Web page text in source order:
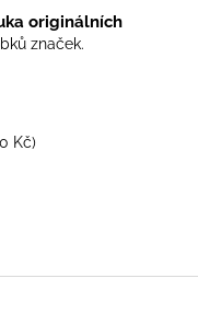
originálních
značek.
Kč)